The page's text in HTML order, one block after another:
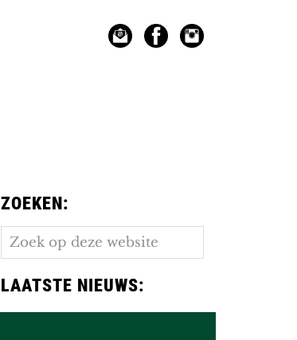
ZOEKEN:
Zoek
op
deze
website
LAATSTE NIEUWS: